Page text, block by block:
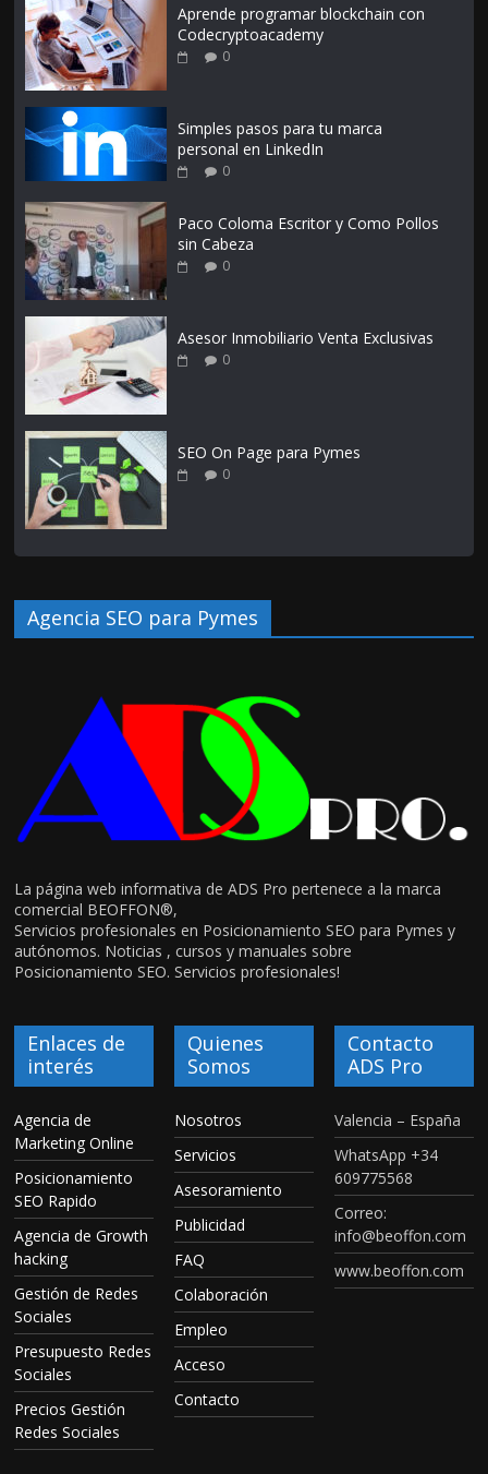
Aprende programar blockchain con
Codecryptoacademy
0
Simples pasos para tu marca
personal en LinkedIn
0
Paco Coloma Escritor y Como Pollos
sin Cabeza
0
Asesor Inmobiliario Venta Exclusivas
0
SEO On Page para Pymes
0
Agencia SEO para Pymes
La página web informativa de ADS Pro pertenece a la marca
comercial BEOFFON®,
Servicios profesionales en Posicionamiento SEO para Pymes y
autónomos. Noticias , cursos y manuales sobre
Posicionamiento SEO. Servicios profesionales!
Enlaces de
interés
Agencia de
Marketing Online
Posicionamiento
SEO Rapido
Agencia de Growth
hacking
Gestión de Redes
Sociales
Presupuesto Redes
Sociales
Precios Gestión
Redes Sociales
Quienes
Somos
Nosotros
Servicios
Asesoramiento
Publicidad
FAQ
Colaboración
Empleo
Acceso
Contacto
Contacto
ADS Pro
Valencia – España
WhatsApp +34
609775568
Correo:
info@beoffon.com
www.beoffon.com